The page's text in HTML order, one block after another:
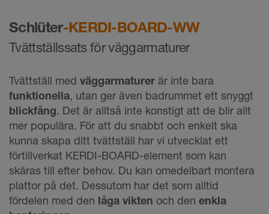
Schlüter-KERDI-BOARD-WW
Tvättställssats för väggarmaturer
Tvättställ med väggarmaturer är inte bara
funktionella, utan ger även badrummet ett snyggt
blickfång. Det är alltså inte konstigt att de blir allt
mer populära. För att du snabbt och enkelt ska
kunna skapa ditt tvättställ har vi utvecklat ett
förtillverkat KERDI-BOARD-element som kan
skäras till efter behov. Du kan omedelbart montera
plattor på det. Dessutom har det som alltid
fördelen med den låga vikten och den enkla